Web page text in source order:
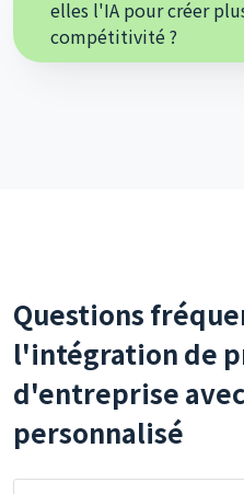
elles l'IA pour créer
compétitivité ?
Questions
l'intégration de
d'entreprise
personnalisé